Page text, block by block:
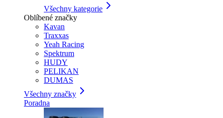
Všechny kategorie
Oblíbené značky
Kavan
Traxxas
Yeah Racing
Spektrum
HUDY
PELIKAN
DUMAS
Všechny značky
Poradna